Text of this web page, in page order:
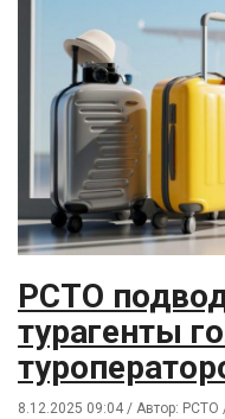
РСТО
турагенты
8.12.2025 09:04 / Автор: РСТО